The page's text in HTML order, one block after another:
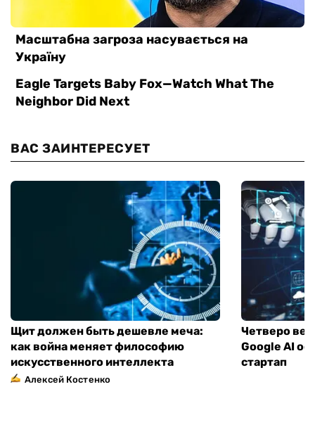
ВАС ЗАИНТЕРЕСУЕТ
Щит должен быть дешевле меча:
как война меняет философию
искусственного интеллекта
Алексей Костенко
Четверо
Google AI
стартап